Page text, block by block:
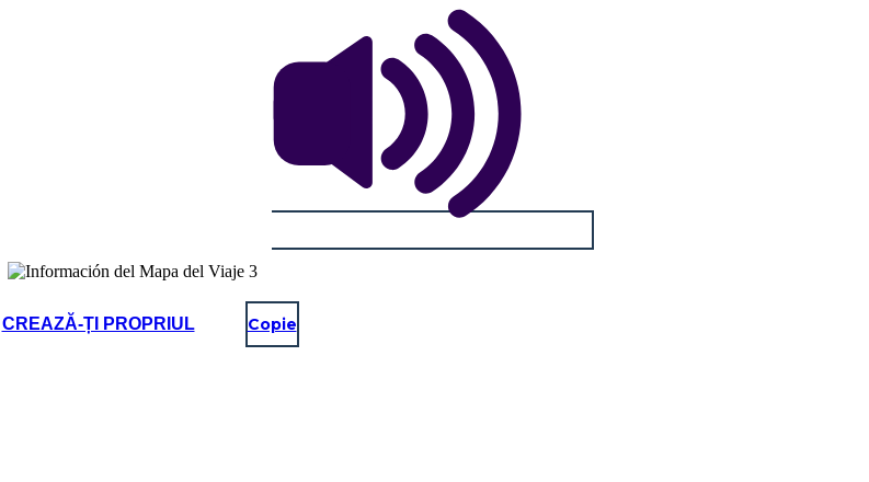
CREAZĂ-ȚI PROPRIUL Copie